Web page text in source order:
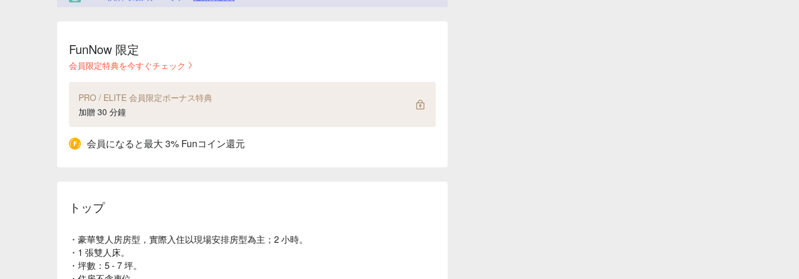
FunNow 限定
会員限定特典を今すぐチェック
PRO / ELITE 会員限定ボーナス特典
加贈 30 分鐘
会員になると最大 3% Funコイン還元
トップ
・豪華雙人房房型，實際入住以現場安排房型為主；2 小時。
・1 張雙人床。
・坪數：5 - 7 坪。